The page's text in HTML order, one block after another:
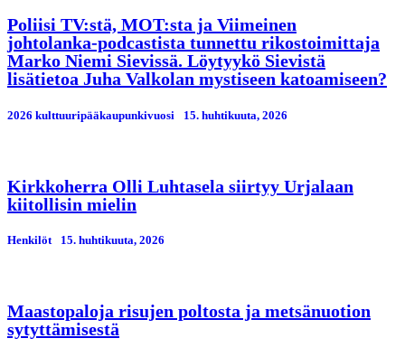
Poliisi TV:stä, MOT:sta ja Viimeinen
johtolanka-podcastista tunnettu rikostoimittaja
Marko Niemi Sievissä. Löytyykö Sievistä
lisätietoa Juha Valkolan mystiseen katoamiseen?
2026 kulttuuripääkaupunkivuosi 15. huhtikuuta, 2026
Kirkkoherra Olli Luhtasela siirtyy Urjalaan
kiitollisin mielin
Henkilöt 15. huhtikuuta, 2026
Maastopaloja risujen poltosta ja metsänuotion
sytyttämisestä